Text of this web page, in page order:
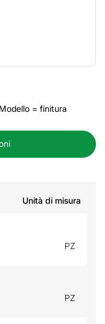
= finitura
Unità di misura
PZ
PZ